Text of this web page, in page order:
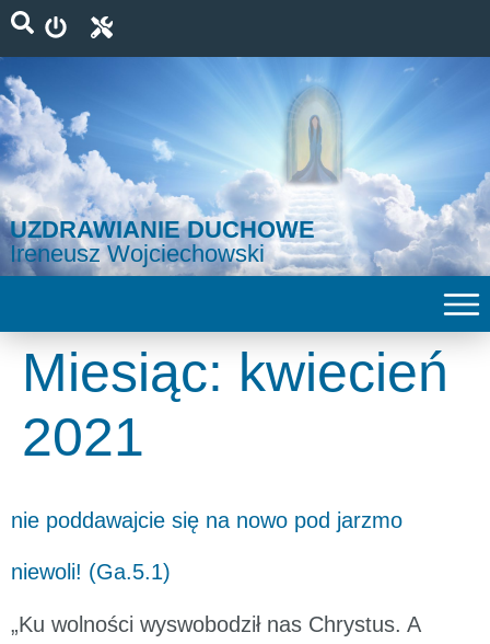
UZDRAWIANIE DUCHOWE
Ireneusz Wojciechowski
Miesiąc: kwiecień
2021
nie poddawajcie się na nowo pod jarzmo
niewoli! (Ga.5.1)
„Ku wolności wyswobodził nas Chrystus. A